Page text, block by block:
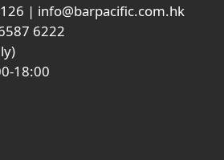
| info@barpacific.com.hk
6222
18:00